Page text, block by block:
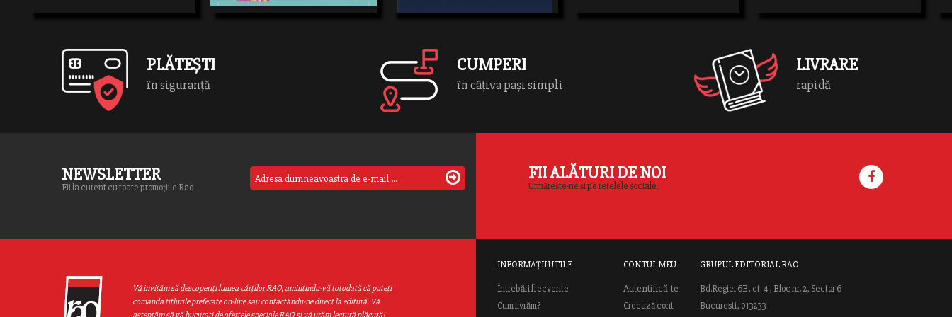
cărţi audio și învaţă cum să pronunţe corct
Ţările lumiiconţine 150 de fişe cu întrebări
şi […]
fie cu adevărat interactive.Conţinutul grafic
PLĂTEȘTI
în siguranță
CUMPERI
în câțiva pași simpli
LIVRARE
rapidă
NEWSLETTER
Fii la curent cu toate promoțiile Rao
FII ALĂTURI DE NOI
Urmărește-ne și pe rețelele sociale.
Vă invităm să descoperiţi lumea cărţilor RAO, amintindu-vă totodată că puteţi
comanda titlurile preferate on-line sau contactându-ne direct la editură. Vă
INFORMAȚII UTILE
Întrebări frecvente
Cum livrăm?
CONTUL MEU
Autentifică-te
Creează cont
GRUPUL EDITORIAL RAO
Bd.Regiei 6B, et. 4 , Bloc nr. 2, Sector 6
București, 013233